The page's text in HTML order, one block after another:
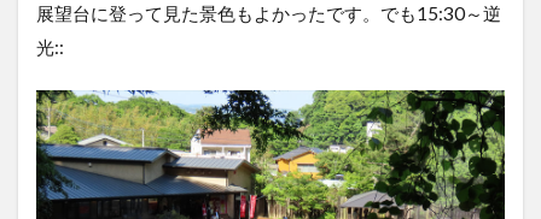
展望台に登って見た景色もよかったです。でも15:30～逆
光::